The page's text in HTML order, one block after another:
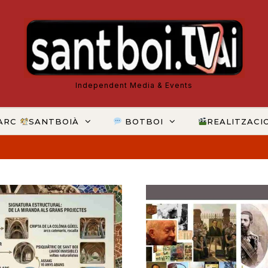
Independent Media & Events
SANTBOIÀ BOTBOI